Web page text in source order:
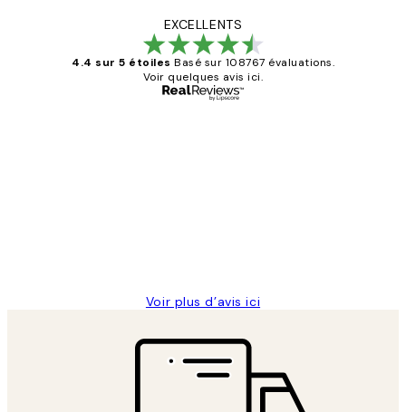
EXCELLENTS
4.4 sur 5 étoiles Basé sur 108767 évaluations.
Voir quelques avis ici.
Voir plus d’avis ici